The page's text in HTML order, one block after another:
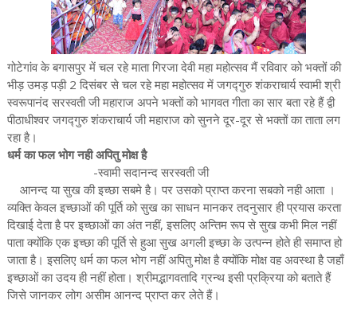
गोटेगांव के बगासपुर में चल रहे माता गिरजा देवी महा महोत्सव मैं रविवार को भक्तों की
भीड़ उमड़ पड़ी 2 दिसंबर से चल रहे महा महोत्सव में जगद्गुरु शंकराचार्य स्वामी श्री
स्वरूपानंद सरस्वती जी महाराज अपने भक्तों को भागवत गीता का सार बता रहे हैं द्वी
पीठाधीश्वर जगद्गुरु शंकराचार्य जी महाराज को सुनने दूर-दूर से भक्तों का ताता लग
रहा है।
धर्म का फल भोग नही अपितु मोक्ष है
-स्वामी सदानन्द सरस्वती जी
आनन्द या सुख की इच्छा सबमे है। पर उसको प्राप्त करना सबको नही आता ।
व्यक्ति केवल इच्छाओं की पूर्ति को सुख का साधन मानकर तदनुसार ही प्रयास करता
दिखाई देता है पर इच्छाओं का अंत नहीं, इसलिए अन्तिम रूप से सुख कभी मिल नहीं
पाता क्योंकि एक इच्छा की पूर्ति से हुआ सुख अगली इच्छा के उत्पन्न होते ही समाप्त हो
जाता है। इसलिए धर्म का फल भोग नहीं अपितु मोक्ष है क्योंकि मोक्ष वह अवस्था है जहाँ
इच्छाओं का उदय ही नहीं होता। श्रीमद्भागवतादि ग्रन्थ इसी प्रक्रिया को बताते हैं
जिसे जानकर लोग असीम आनन्द प्राप्त कर लेते हैं।